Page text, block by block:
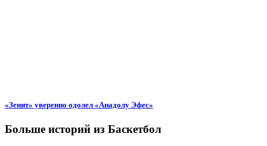
«Зенит» уверенно одолел «Анадолу Эфес»
Больше историй из Баскетбол